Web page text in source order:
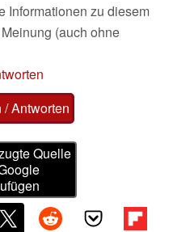
Informationen zu diesem
(auch ohne
Antworten
Quelle